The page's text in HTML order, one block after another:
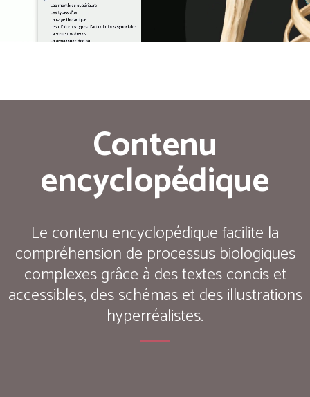
Contenu
encyclopédique
Le contenu encyclopédique facilite la
compréhension de processus biologiques
complexes grâce à des textes concis et
accessibles, des schémas et des illustrations
hyperréalistes.